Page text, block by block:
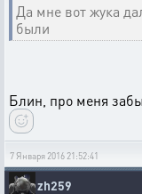
Да мне вот жука
были
Блин, про меня
7 Января 2016 21:52:41
zh259